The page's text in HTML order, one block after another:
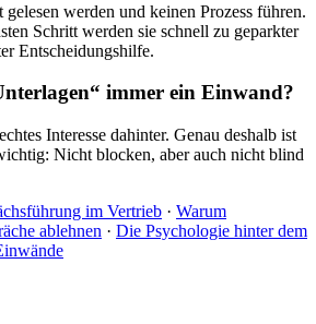
werden und keinen Prozess führen.
Schritt werden sie schnell zu geparkter
Entscheidungshilfe.
immer ein Einwand?
Interesse dahinter. Genau deshalb ist
Nicht blocken, aber auch nicht blind
im Vertrieb · Warum
ablehnen · Die Psychologie hinter dem